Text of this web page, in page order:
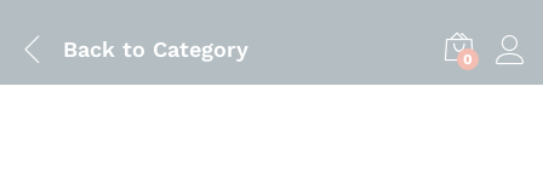
Back to Category 0